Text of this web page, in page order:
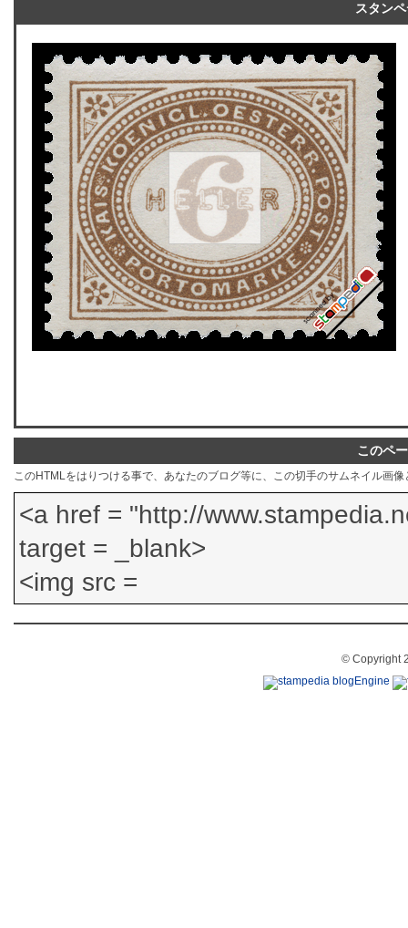
スタン
このペ
このHTMLをはりつける事で、あなたのブログ等に、この切手のサムネイル画
© Copyright